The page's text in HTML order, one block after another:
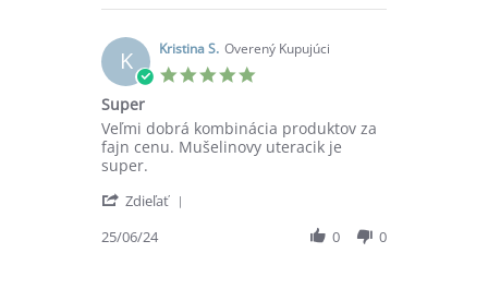
Jan
2023
Katarína
on
31
Jan
K Kristina S. Overený Kupujúci
5.0
Super
Review
by
Kristina
on
Jun
review
stating
Super
Veľmi dobrá kombinácia produktov za
fajn cenu. Mušelinovy uteracik je
super.
Zdieľať
25/06/24 0 0